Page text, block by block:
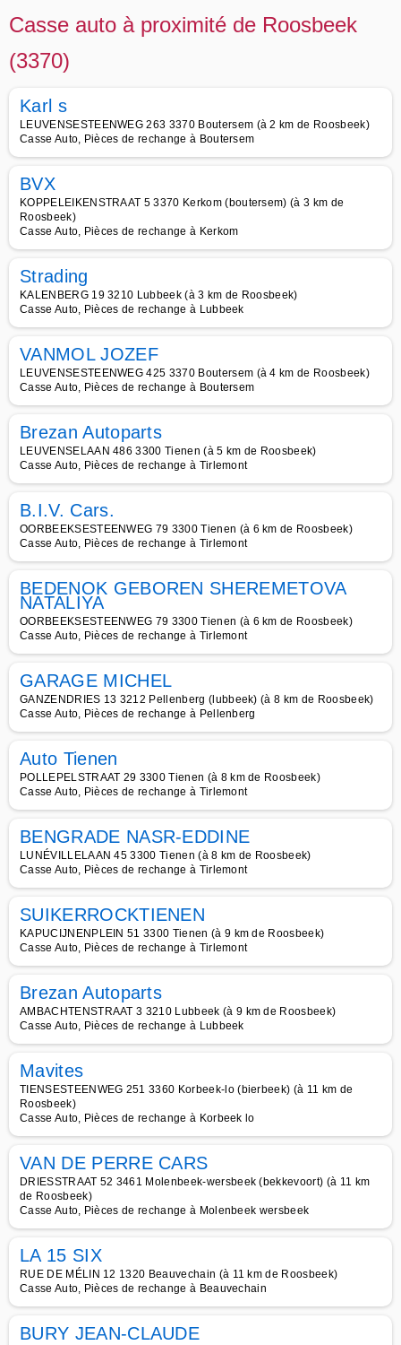
Casse auto à proximité de Roosbeek
(3370)
Karl s
LEUVENSESTEENWEG 263 3370 Boutersem (à 2 km de Roosbeek)
Casse Auto, Pièces de rechange à Boutersem
BVX
KOPPELEIKENSTRAAT 5 3370 Kerkom (boutersem) (à 3 km de
Roosbeek)
Casse Auto, Pièces de rechange à Kerkom
Strading
KALENBERG 19 3210 Lubbeek (à 3 km de Roosbeek)
Casse Auto, Pièces de rechange à Lubbeek
VANMOL JOZEF
LEUVENSESTEENWEG 425 3370 Boutersem (à 4 km de Roosbeek)
Casse Auto, Pièces de rechange à Boutersem
Brezan Autoparts
LEUVENSELAAN 486 3300 Tienen (à 5 km de Roosbeek)
Casse Auto, Pièces de rechange à Tirlemont
B.I.V. Cars.
OORBEEKSESTEENWEG 79 3300 Tienen (à 6 km de Roosbeek)
Casse Auto, Pièces de rechange à Tirlemont
BEDENOK GEBOREN SHEREMETOVA
NATALIYA
OORBEEKSESTEENWEG 79 3300 Tienen (à 6 km de Roosbeek)
Casse Auto, Pièces de rechange à Tirlemont
GARAGE MICHEL
GANZENDRIES 13 3212 Pellenberg (lubbeek) (à 8 km de Roosbeek)
Casse Auto, Pièces de rechange à Pellenberg
Auto Tienen
POLLEPELSTRAAT 29 3300 Tienen (à 8 km de Roosbeek)
Casse Auto, Pièces de rechange à Tirlemont
BENGRADE NASR-EDDINE
LUNÉVILLELAAN 45 3300 Tienen (à 8 km de Roosbeek)
Casse Auto, Pièces de rechange à Tirlemont
SUIKERROCKTIENEN
KAPUCIJNENPLEIN 51 3300 Tienen (à 9 km de Roosbeek)
Casse Auto, Pièces de rechange à Tirlemont
Brezan Autoparts
AMBACHTENSTRAAT 3 3210 Lubbeek (à 9 km de Roosbeek)
Casse Auto, Pièces de rechange à Lubbeek
Mavites
TIENSESTEENWEG 251 3360 Korbeek-lo (bierbeek) (à 11 km de
Roosbeek)
Casse Auto, Pièces de rechange à Korbeek lo
VAN DE PERRE CARS
DRIESSTRAAT 52 3461 Molenbeek-wersbeek (bekkevoort) (à 11 km
de Roosbeek)
Casse Auto, Pièces de rechange à Molenbeek wersbeek
LA 15 SIX
RUE DE MÉLIN 12 1320 Beauvechain (à 11 km de Roosbeek)
Casse Auto, Pièces de rechange à Beauvechain
BURY JEAN-CLAUDE